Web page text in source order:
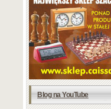
Blog na YouTube